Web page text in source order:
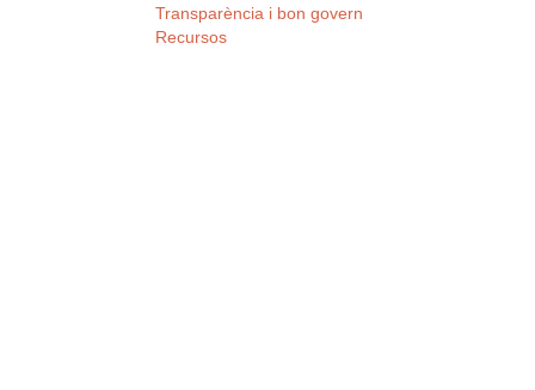
Transparència i bon govern
Recursos